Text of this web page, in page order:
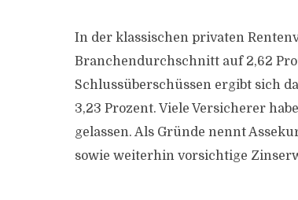
In der klassischen privaten
Branchendurchschnitt auf 2,62
Schlussüberschüssen ergibt sich
3,23 Prozent. Viele Versicherer
gelassen. Als Gründe nennt
sowie weiterhin vorsichtige